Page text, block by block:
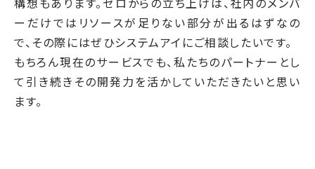
構想もあります。ゼロからの立ち上げは、社内のメンバ
ーだけではリソースが足りない部分が出るはずなの
で、その際にはぜひシステムアイにご相談したいです。
もちろん現在のサービスでも、私たちのパートナーとし
て引き続きその開発力を活かしていただきたいと思い
ます。